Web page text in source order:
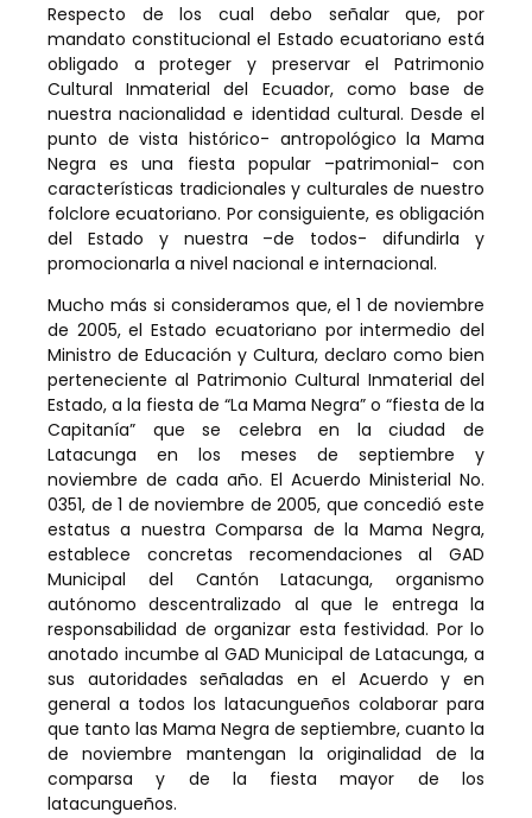
Respecto de los cual debo señalar que, por
mandato constitucional el Estado ecuatoriano está
obligado a proteger y preservar el Patrimonio
Cultural Inmaterial del Ecuador, como base de
nuestra nacionalidad e identidad cultural. Desde el
punto de vista histórico- antropológico la Mama
Negra es una fiesta popular –patrimonial- con
características tradicionales y culturales de nuestro
folclore ecuatoriano. Por consiguiente, es obligación
del Estado y nuestra –de todos- difundirla y
promocionarla a nivel nacional e internacional.
Mucho más si consideramos que, el 1 de noviembre
de 2005, el Estado ecuatoriano por intermedio del
Ministro de Educación y Cultura, declaro como bien
perteneciente al Patrimonio Cultural Inmaterial del
Estado, a la fiesta de “La Mama Negra” o “fiesta de la
Capitanía” que se celebra en la ciudad de
Latacunga en los meses de septiembre y
noviembre de cada año. El Acuerdo Ministerial No.
0351, de 1 de noviembre de 2005, que concedió este
estatus a nuestra Comparsa de la Mama Negra,
establece concretas recomendaciones al GAD
Municipal del Cantón Latacunga, organismo
autónomo descentralizado al que le entrega la
responsabilidad de organizar esta festividad. Por lo
anotado incumbe al GAD Municipal de Latacunga, a
sus autoridades señaladas en el Acuerdo y en
general a todos los latacungueños colaborar para
que tanto las Mama Negra de septiembre, cuanto la
de noviembre mantengan la originalidad de la
comparsa y de la fiesta mayor de los
latacungueños.